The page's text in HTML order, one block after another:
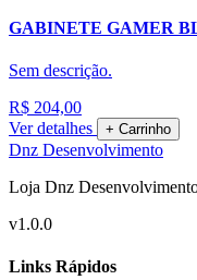
GABINETE GAMER
Sem descrição.
R$ 204,00
Ver detalhes
+ Carrinho
Dnz Desenvolvimento
Loja Dnz
v1.0.0
Links Rápidos